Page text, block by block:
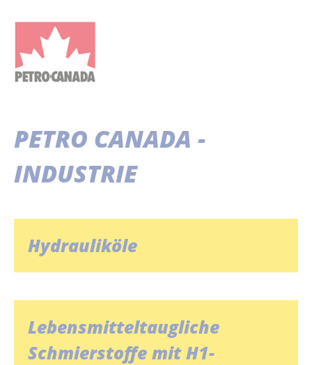
PETRO CANADA -
INDUSTRIE
Hydrauliköle
Lebensmitteltaugliche
Schmierstoffe mit H1-